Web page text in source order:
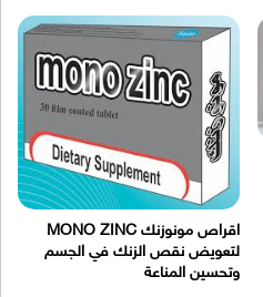
اقراص مونوزنك MONO ZINC
لتعويض نقص الزنك في الجسم
وتحسين المناعة